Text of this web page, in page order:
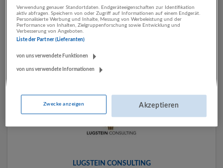
LUGSTEIN CONSULTING
Verwendung genauer Standortdaten. Endgeräteeigenschaften zur Identifikation
aktiv abfragen. Speichern von oder Zugriff auf Informationen auf einem Endgerät.
Personalisierte Werbung und Inhalte, Messung von Werbeleistung und der
Performance von Inhalten, Zielgruppenforschung sowie Entwicklung und
Verbesserung von Angeboten.
Liste der Partner (Lieferanten)
von uns verwendete Funktionen
von uns verwendete Informationen
Zwecke anzeigen Akzeptieren